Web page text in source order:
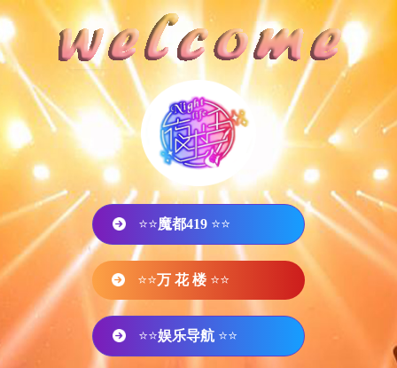
⭐⭐魔都419 ⭐⭐
⭐⭐万 花 楼 ⭐⭐
⭐⭐娱乐导航 ⭐⭐